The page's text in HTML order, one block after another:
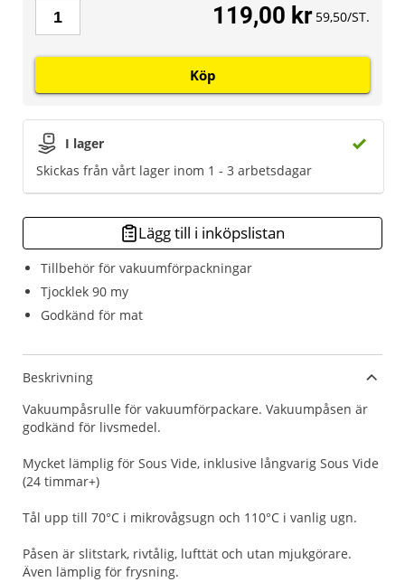
Tillbehör för vakuumförpackningar
Tjocklek 90 my
Godkänd för mat
I lager
Skickas från vårt lager inom 1 - 3 arbetsdagar
119,00 kr 59,50/ST.
Köp
Lägg till i inköpslistan
Beskrivning
Vakuumpåsrulle för vakuumförpackare. Vakuumpåsen är
godkänd för livsmedel.
Mycket lämplig för Sous Vide, inklusive långvarig Sous Vide
(24 timmar+)
Tål upp till 70°C i mikrovågsugn och 110°C i vanlig ugn.
Påsen är slitstark, rivtålig, lufttät och utan mjukgörare.
Även lämplig för frysning.